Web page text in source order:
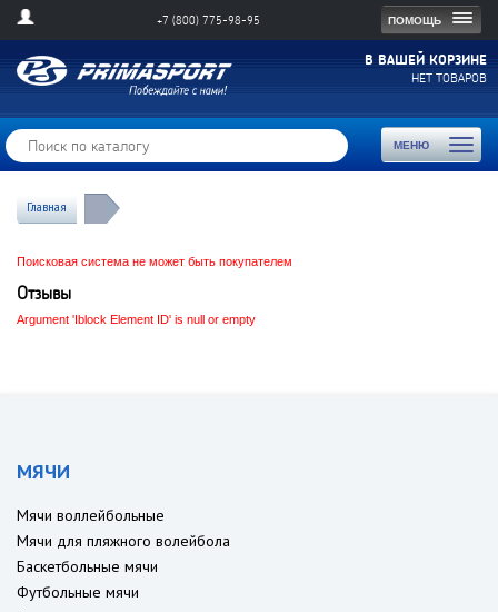
ПОМОЩЬ
+7 (800) 775-98-95
В ВАШЕЙ КОРЗИНЕ
НЕТ ТОВАРОВ
МЕНЮ
Toggle
Главная
Поисковая система не может быть покупателем
Отзывы
Argument 'Iblock Element ID' is null or empty
МЯЧИ
Мячи воллейбольные
Мячи для пляжного волейбола
Баскетбольные мячи
Футбольные мячи